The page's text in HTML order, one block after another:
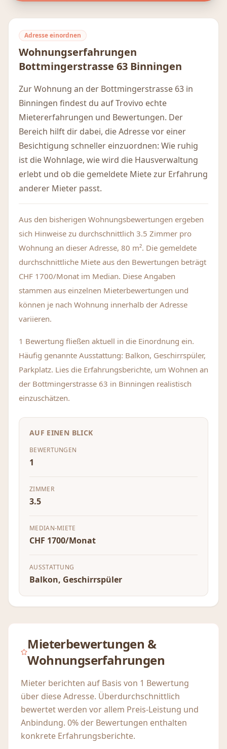
Adresse einordnen
Wohnungserfahrungen
Bottmingerstrasse 63 Binningen
Zur Wohnung an der Bottmingerstrasse 63 in
Binningen findest du auf Trovivo echte
Mietererfahrungen und Bewertungen. Der
Bereich hilft dir dabei, die Adresse vor einer
Besichtigung schneller einzuordnen: Wie ruhig
ist die Wohnlage, wie wird die Hausverwaltung
erlebt und ob die gemeldete Miete zur Erfahrung
anderer Mieter passt.
Aus den bisherigen Wohnungsbewertungen ergeben
sich Hinweise zu durchschnittlich 3.5 Zimmer pro
Wohnung an dieser Adresse, 80 m². Die gemeldete
durchschnittliche Miete aus den Bewertungen beträgt
CHF 1700/Monat im Median. Diese Angaben
stammen aus einzelnen Mieterbewertungen und
können je nach Wohnung innerhalb der Adresse
variieren.
1 Bewertung fließen aktuell in die Einordnung ein.
Häufig genannte Ausstattung: Balkon, Geschirrspüler,
Parkplatz. Lies die Erfahrungsberichte, um Wohnen an
der Bottmingerstrasse 63 in Binningen realistisch
einzuschätzen.
AUF EINEN BLICK
BEWERTUNGEN
1
ZIMMER
3.5
MEDIAN-MIETE
CHF 1700/Monat
AUSSTATTUNG
Balkon, Geschirrspüler
Mieterbewertungen &
Wohnungserfahrungen
Mieter berichten auf Basis von 1 Bewertung
über diese Adresse. Überdurchschnittlich
bewertet werden vor allem Preis-Leistung und
Anbindung. 0% der Bewertungen enthalten
konkrete Erfahrungsberichte.